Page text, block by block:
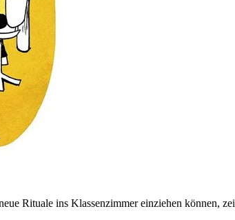
Rituale ins Klassenzimmer einziehen können,